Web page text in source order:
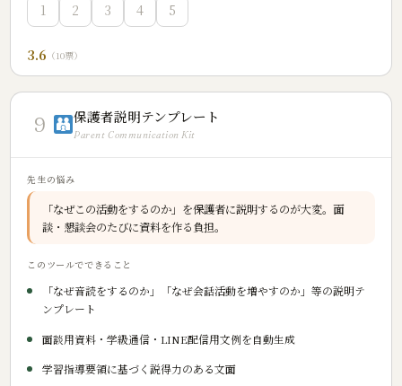
1 2 3 4 5
3.6 （10票）
9 保護者説明テンプレート
Parent Communication Kit
先生の悩み
「なぜこの活動をするのか」を保護者に説明するのが大変。面
談・懇談会のたびに資料を作る負担。
このツールでできること
「なぜ音読をするのか」「なぜ会話活動を増やすのか」等の説明テ
ンプレート
面談用資料・学級通信・LINE配信用文例を自動生成
学習指導要領に基づく説得力のある文面